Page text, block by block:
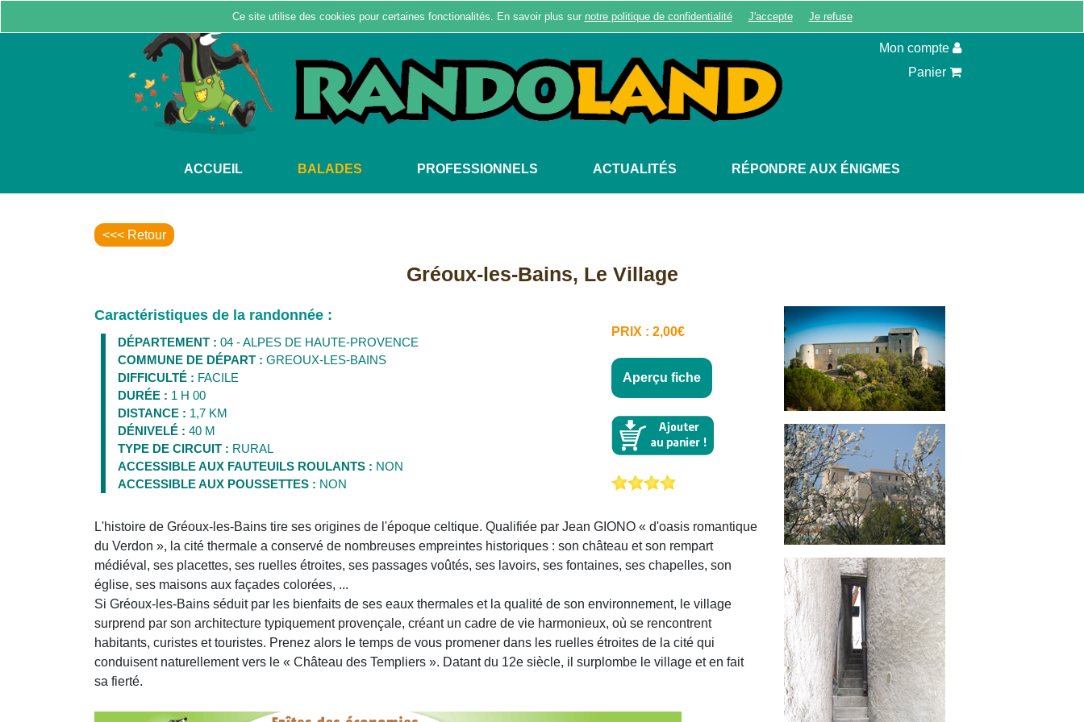
Ce site utilise des cookies pour certaines fonctionalités. En savoir plus sur notre politique de confidentialité J'accepte Je refuse
Mon compte
Panier
ACCUEIL BALADES PROFESSIONNELS ACTUALITÉS RÉPONDRE AUX ÉNIGMES
<<< Retour
Gréoux-les-Bains, Le Village
Caractéristiques de la randonnée :
DÉPARTEMENT : 04 - ALPES DE HAUTE-PROVENCE
COMMUNE DE DÉPART : GREOUX-LES-BAINS
DIFFICULTÉ : FACILE
DURÉE : 1 H 00
DISTANCE : 1,7 KM
DÉNIVELÉ : 40 M
TYPE DE CIRCUIT : RURAL
ACCESSIBLE AUX FAUTEUILS ROULANTS : NON
ACCESSIBLE AUX POUSSETTES : NON
PRIX : 2,00€
Aperçu fiche
L'histoire de Gréoux-les-Bains tire ses origines de l'époque celtique. Qualifiée par Jean GIONO « d'oasis romantique
du Verdon », la cité thermale a conservé de nombreuses empreintes historiques : son château et son rempart
médiéval, ses placettes, ses ruelles étroites, ses passages voûtés, ses lavoirs, ses fontaines, ses chapelles, son
église, ses maisons aux façades colorées, ...
Si Gréoux-les-Bains séduit par les bienfaits de ses eaux thermales et la qualité de son environnement, le village
surprend par son architecture typiquement provençale, créant un cadre de vie harmonieux, où se rencontrent
habitants, curistes et touristes. Prenez alors le temps de vous promener dans les ruelles étroites de la cité qui
conduisent naturellement vers le « Château des Templiers ». Datant du 12e siècle, il surplombe le village et en fait
sa fierté.